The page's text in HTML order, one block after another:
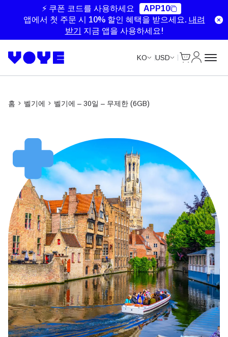
⚡ 쿠폰 코드를 사용하세요
APP10
앱에서 첫 주문 시 10% 할인 혜택을 받으세요. 내려
받기
지금 앱을 사용하세요!
KO USD
홈 벨기에 벨기에 – 30일 – 무제한 (6GB)
Unlimited Data
Unlimited Data
Unlimited Data
Unlimited Data